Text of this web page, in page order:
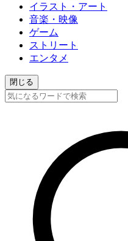
イラスト・アート
音楽・映像
ゲーム
ストリート
エンタメ
閉じる